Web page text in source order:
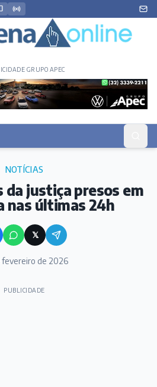
GRUPO APEC
NOTÍCIAS
da justiça presos em
nas últimas 24h
𝕏
fevereiro de 2026
PUBLICIDADE